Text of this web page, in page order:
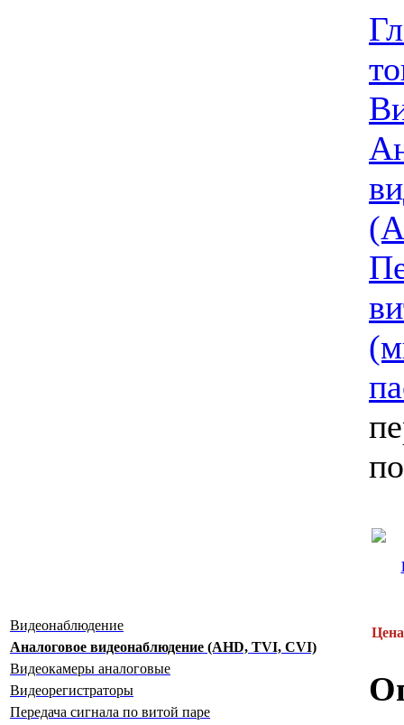
Видеонаблюдение
Аналоговое видеонаблюдение (AHD, TVI, CVI)
Видеокамеры аналоговые
Видеорегистраторы
Передача сигнала по витой паре